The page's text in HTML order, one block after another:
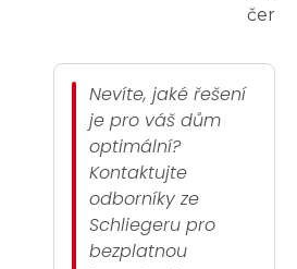
Nevíte, jaké řešení
je pro váš dům
optimální?
Kontaktujte
odborníky ze
Schliegeru pro
bezplatnou